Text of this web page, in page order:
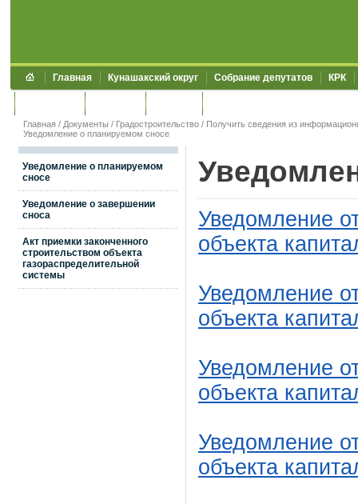
Главная Кунашакский округ Собрание депутатов КРК
Главная / Документы / Градостроительство / Получить сведения из
Уведомление о планируемом сносе
Уведомление о планируемом
сносе
Уведомление о завершении
сноса
Акт приемки законченного
строительством объекта
газораспределительной
системы
Уведомление
объекта
Уведомление
объекта
Уведомление
объекта
Уведомление
объекта